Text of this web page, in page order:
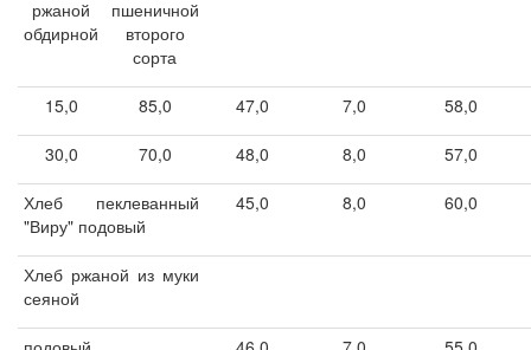
ржаной
обдирной
пшеничной
второго
сорта
15,0 85,0 47,0 7,0 58,0
30,0 70,0 48,0 8,0 57,0
Хлеб пеклеванный
"Виру" подовый
45,0 8,0 60,0
Хлеб ржаной из муки
сеяной